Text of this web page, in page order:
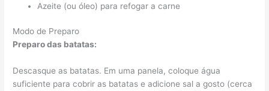
Azeite (ou óleo) para refogar a carne
Modo de Preparo
Preparo das batatas:
Descasque as batatas. Em uma panela, coloque água
suficiente para cobrir as batatas e adicione sal a gosto (cerca